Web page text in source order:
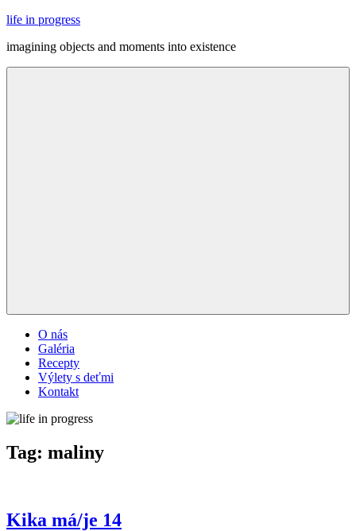
Skip
content
life in progress
imagining objects and moments into existence
O nás
Galéria
Recepty
Výlety s deťmi
Kontakt
Tag: maliny
Kika má/je 14